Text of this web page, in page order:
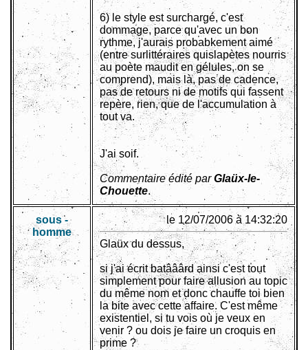
6) le style est surchargé, c'est
dommage, parce qu'avec un bon
rythme, j'aurais probabkement aimé
(entre surlittéraires quislapètes nourris
au poète maudit en gélules, on se
comprend), mais là, pas de cadence,
pas de retours ni de motifs qui fassent
repère, rien, que de l'accumulation à
tout va.
J'ai soif.
Commentaire édité parGlaüx-le-
Chouette.
sous -
homme
le 12/07/2006 à 14:32:20
Glaüx du dessus,
si j'ai écrit batââârd ainsi c'est tout
simplement pour faire allusion au topic
du même nom et donc chauffe toi bien
la bite avec cette affaire. C'est même
existentiel, si tu vois où je veux en
venir ? ou dois je faire un croquis en
prime ?